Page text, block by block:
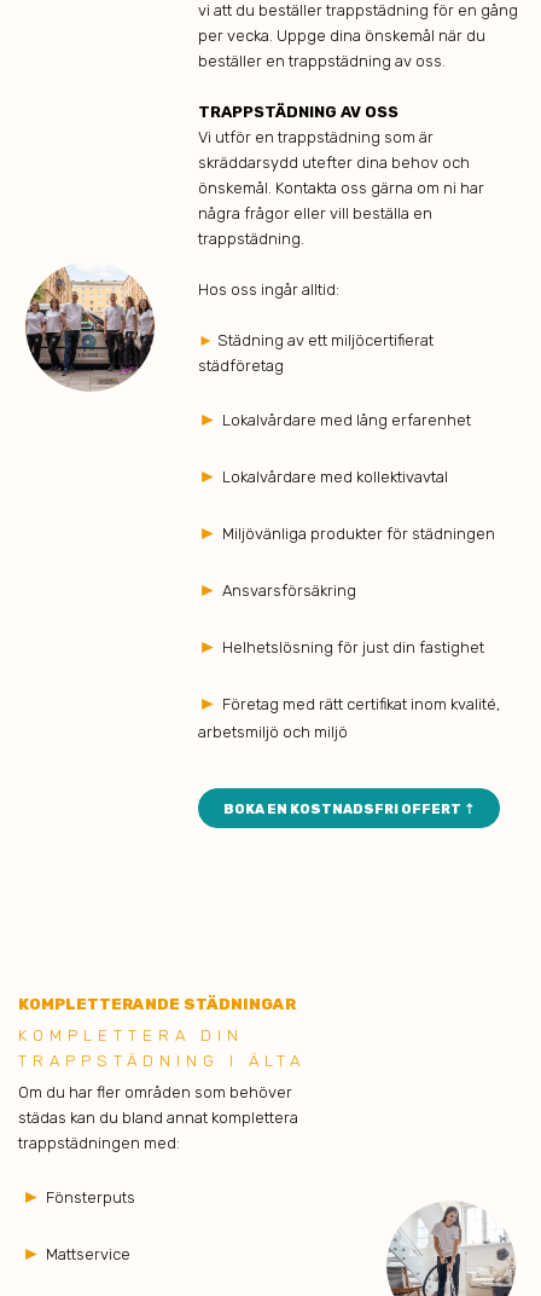
vi att du beställer trappstädning för en gång
per vecka. Uppge dina önskemål när du
beställer en trappstädning av oss.
TRAPPSTÄDNING AV OSS
Vi utför en trappstädning som är
skräddarsydd utefter dina behov och
önskemål. Kontakta oss gärna om ni har
några frågor eller vill beställa en
trappstädning.
Hos oss ingår alltid:
► Städning av ett miljöcertifierat
städföretag
► Lokalvårdare med lång erfarenhet
► Lokalvårdare med kollektivavtal
► Miljövänliga produkter för städningen
►Ansvarsförsäkring
► Helhetslösning för just din fastighet
► Företag med rätt certifikat inom kvalité,
arbetsmiljö och miljö
BOKA EN KOSTNADSFRI OFFERT ⇡
KOMPLETTERANDE STÄDNINGAR
KOMPLETTERA DIN
TRAPPSTÄDNING I ÄLTA
Om du har fler områden som behöver
städas kan du bland annat komplettera
trappstädningen med:
► Fönsterputs
► Mattservice